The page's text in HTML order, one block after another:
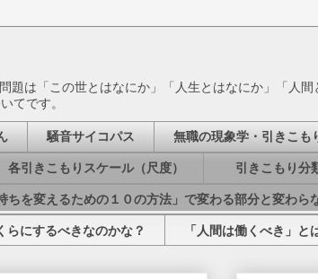
題は「この世とはなにか」「人生とはなにか」「人
てです。
騒音サイコパス 無職の現象学・引きこも
各引きこもりスケール（尺度） 引きこもり分
ちを変えるための１０の方法」で変わる部分と変わ
らにするべきなのかな？ 「人間は働くべき」と